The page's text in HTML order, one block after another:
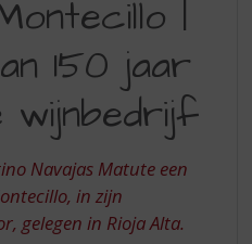
|
150 jaar
wijnbedrijf
Navajas Matute een
in zijn
gelegen in Rioja Alta.